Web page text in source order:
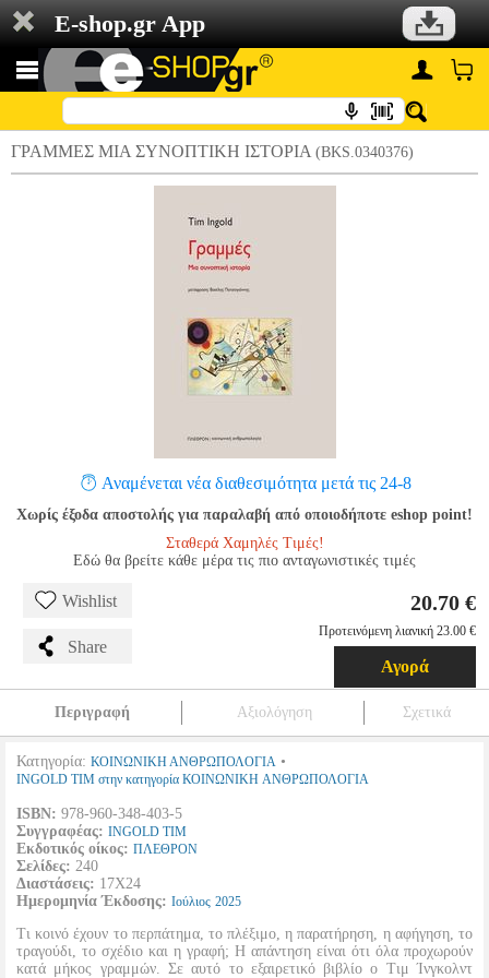
E-shop.gr App
ΓΡΑΜΜΕΣ ΜΙΑ ΣΥΝΟΠΤΙΚΗ ΙΣΤΟΡΙΑ (BKS.0340376)
Αναμένεται νέα διαθεσιμότητα μετά τις 24-8
Χωρίς έξοδα αποστολής για παραλαβή από οποιοδήποτε eshop point!
Σταθερά Χαμηλές Τιμές!
Εδώ θα βρείτε κάθε μέρα τις πιο ανταγωνιστικές τιμές
Wishlist
Share
20.70 €
Προτεινόμενη λιανική 23.00 €
Αγορά
Περιγραφή Αξιολόγηση Σχετικά
Κατηγορία: ΚΟΙΝΩΝΙΚΗ ΑΝΘΡΩΠΟΛΟΓΙΑ •
INGOLD TIM στην κατηγορία ΚΟΙΝΩΝΙΚΗ ΑΝΘΡΩΠΟΛΟΓΙΑ
ISBN: 978-960-348-403-5
Συγγραφέας: INGOLD TIM
Εκδοτικός οίκος: ΠΛΕΘΡΟΝ
Σελίδες: 240
Διαστάσεις: 17Χ24
Ημερομηνία Έκδοσης: Ιούλιος 2025
Τι κοινό έχουν το περπάτημα, το πλέξιμο, η παρατήρηση, η αφήγηση, το
τραγούδι, το σχέδιο και η γραφή; Η απάντηση είναι ότι όλα προχωρούν
κατά μήκος γραμμών. Σε αυτό το εξαιρετικό βιβλίο ο Τιμ Ίνγκολντ